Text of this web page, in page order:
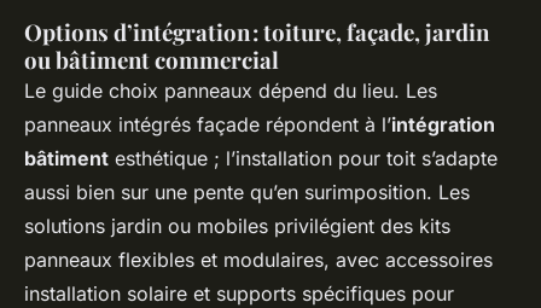
Options d’intégration : toiture, façade, jardin
ou bâtiment commercial
Le guide choix panneaux dépend du lieu. Les
panneaux intégrés façade répondent à l’intégration
bâtiment esthétique ; l’installation pour toit s’adapte
aussi bien sur une pente qu’en surimposition. Les
solutions jardin ou mobiles privilégient des kits
panneaux flexibles et modulaires, avec accessoires
installation solaire et supports spécifiques pour